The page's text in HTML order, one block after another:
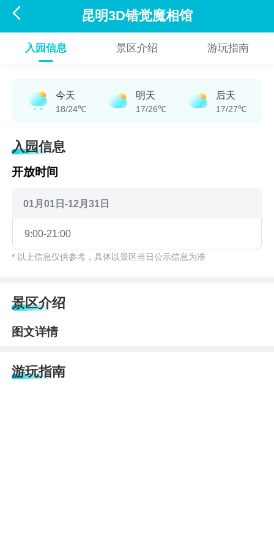
 昆明3D错觉魔相馆
入园信息 景区介绍 游玩指南
今天
18/24℃
明天
17/26℃
后天
17/27℃
入园信息
开放时间
01月01日-12月31日
9:00-21:00
* 以上信息仅供参考，具体以景区当日公示信息为准
景区介绍
图文详情
游玩指南